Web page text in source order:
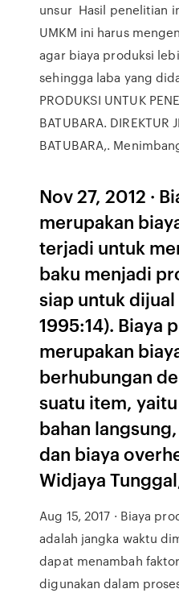
unsur Hasil penelitian
UMKM ini harus
agar biaya produksi
sehingga laba yang
PRODUKSI UNTUK
BATUBARA. DIREKTUR
BATUBARA,.
Nov 27, 2012 ·
merupakan
terjadi untuk
baku menjadi
siap untuk
1995:14). Biaya
merupakan
berhubungan
suatu item,
bahan
dan biaya
Widjaya
Aug 15, 2017 · Biaya
adalah jangka waktu
dapat menambah
digunakan dalam